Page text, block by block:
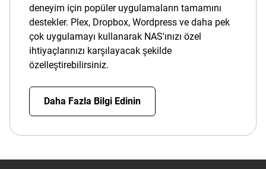
deneyim için popüler uygulamaların tamamını
destekler. Plex, Dropbox, Wordpress ve daha pek
çok uygulamayı kullanarak NAS'ınızı özel
ihtiyaçlarınızı karşılayacak şekilde
özelleştirebilirsiniz.
Daha Fazla Bilgi Edinin